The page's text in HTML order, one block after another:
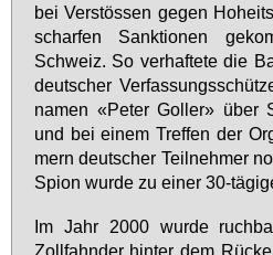
bei Ver­stös­sen ge­gen
schar­fen Sank­tio­nen
Schweiz. So ver­haf­te­te die
deut­scher
na­men «Pe­ter Gol­ler» über
und bei ei­nem Tref­fen der
mern deut­scher Teil­neh­mer
Spi­on wur­de zu ei­ner 30-
Im Jahr 2000 wur­de
Zoll­fahn­der hin­ter dem